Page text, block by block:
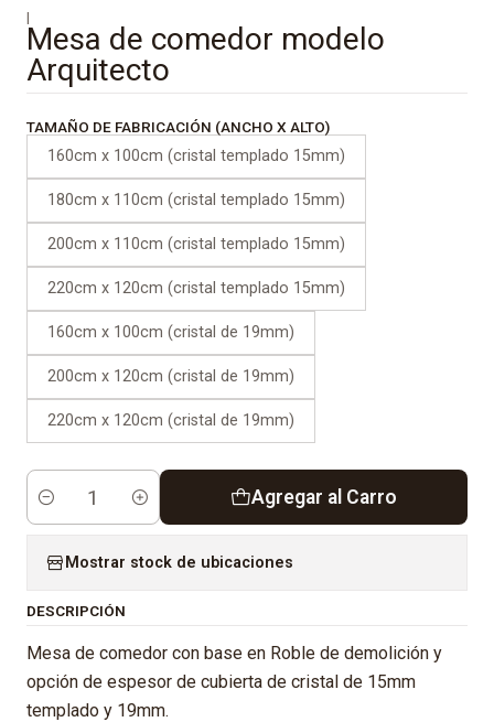
|
Mesa de comedor modelo
Arquitecto
TAMAÑO DE FABRICACIÓN (ANCHO X ALTO)
160cm x 100cm (cristal templado 15mm)
180cm x 110cm (cristal templado 15mm)
200cm x 110cm (cristal templado 15mm)
220cm x 120cm (cristal templado 15mm)
160cm x 100cm (cristal de 19mm)
200cm x 120cm (cristal de 19mm)
220cm x 120cm (cristal de 19mm)
Cantidad
Agregar al Carro
Mostrar stock de ubicaciones
DESCRIPCIÓN
Mesa de comedor con base en Roble de demolición y
opción de espesor de cubierta de cristal de 15mm
templado y 19mm.